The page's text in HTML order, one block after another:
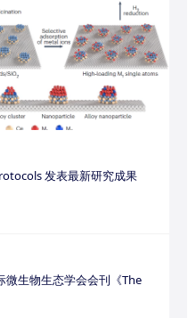
发表最新研究成果
微生物生态学会会刊《The